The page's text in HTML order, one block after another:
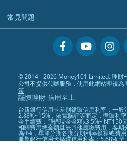
行動支付優惠
旅遊訂房優惠
小額借款
循環貸款
汽機車貸款比較
信用貸款銀行列表
債務整合
24小時內入帳貸款
訂閱電子報
媒體聯絡
關於我們
專欄文章
常見問題
活動禮贈品兌換相關
會員相關常見問題
金融商品常見問題
© 2014 - 2026 Money101 Limited. 理財
公司不提供代辦服務，使用此網站即視為
策.
謹慎理財 信用至上
台新銀行信用卡差別循環信用利率：一般
2.88%~15%，依電腦評等而定，循環利
金手續費：預借現金金額x3.5%+ NT150
相關費用總金額且無其他應繳費用，各
為0%，單筆分期各期分期利率換算總費用
滙豐銀行信用卡循環信用利率：5.68%